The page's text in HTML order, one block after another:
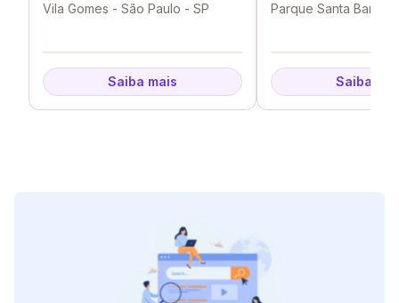
Vila Gomes - São Paulo - SP
Saiba mais
Parque Santa
Saiba